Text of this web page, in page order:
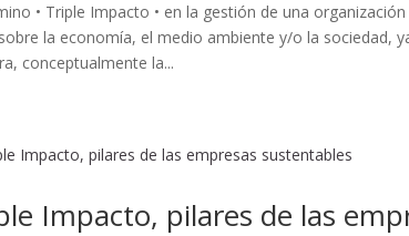
• Triple Impacto • en la gestión de una
la economía, el medio ambiente y/o la sociedad,
conceptualmente la...
Impacto, pilares de las